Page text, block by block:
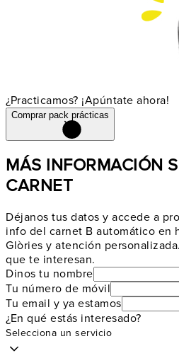
¿Practicamos? ¡Apúntate ahora!
Comprar pack prácticas
MÁS INFORMACIÓN
CARNET
Déjanos tus datos y accede a
info del carnet B automático en
Glòries y atención
que te interesan.
Dinos tu nombre
Tu número de móvil
Tu email y ya estamos
¿En qué estás interesado?
Selecciona un servicio